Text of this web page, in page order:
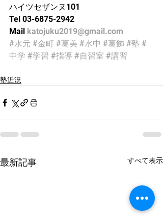
ハイツセザンヌ101
Tel 03-6875-2942
Mail katojuku2019@gmail.com
#水元 #金町 #葛美 #水中 #葛飾 #塾 #
中学 #学習 #指導 #自習室 #講習
塾近況
最新記事 すべて表示